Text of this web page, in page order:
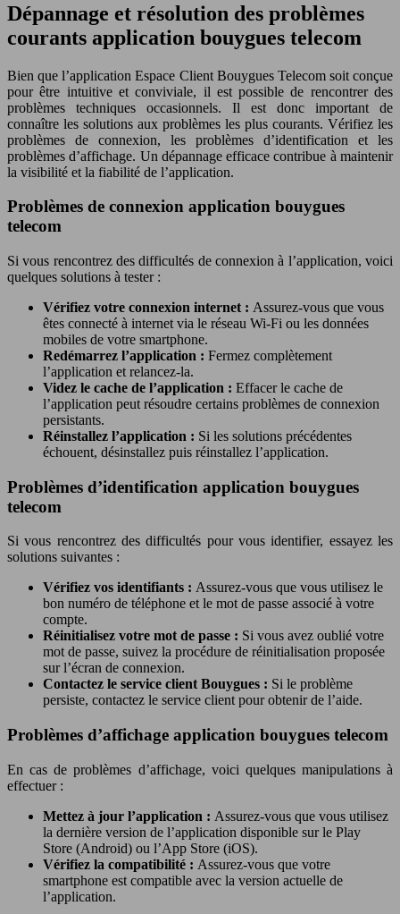
Dépannage et résolution des problèmes
courants application bouygues telecom
Bien que l’application Espace Client Bouygues Telecom soit conçue
pour être intuitive et conviviale, il est possible de rencontrer des
problèmes techniques occasionnels. Il est donc important de
connaître les solutions aux problèmes les plus courants. Vérifiez les
problèmes de connexion, les problèmes d’identification et les
problèmes d’affichage. Un dépannage efficace contribue à maintenir
la visibilité et la fiabilité de l’application.
Problèmes de connexion application bouygues
telecom
Si vous rencontrez des difficultés de connexion à l’application, voici
quelques solutions à tester :
Vérifiez votre connexion internet : Assurez-vous que vous
êtes connecté à internet via le réseau Wi-Fi ou les données
mobiles de votre smartphone.
Redémarrez l’application : Fermez complètement
l’application et relancez-la.
Videz le cache de l’application : Effacer le cache de
l’application peut résoudre certains problèmes de connexion
persistants.
Réinstallez l’application : Si les solutions précédentes
échouent, désinstallez puis réinstallez l’application.
Problèmes d’identification application bouygues
telecom
Si vous rencontrez des difficultés pour vous identifier, essayez les
solutions suivantes :
Vérifiez vos identifiants : Assurez-vous que vous utilisez le
bon numéro de téléphone et le mot de passe associé à votre
compte.
Réinitialisez votre mot de passe : Si vous avez oublié votre
mot de passe, suivez la procédure de réinitialisation proposée
sur l’écran de connexion.
Contactez le service client Bouygues : Si le problème
persiste, contactez le service client pour obtenir de l’aide.
Problèmes d’affichage application bouygues telecom
En cas de problèmes d’affichage, voici quelques manipulations à
effectuer :
Mettez à jour l’application : Assurez-vous que vous utilisez
la dernière version de l’application disponible sur le Play
Store (Android) ou l’App Store (iOS).
Vérifiez la compatibilité : Assurez-vous que votre
smartphone est compatible avec la version actuelle de
l’application.